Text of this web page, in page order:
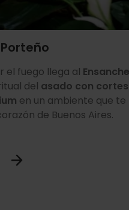
el fuego llega al Ensanche
del asado con
en un ambiente que te
de Buenos Aires.